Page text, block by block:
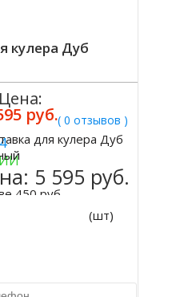
кулера Дуб
( 0 отзывов )
450 руб.
Цена:
руб.
для кулера Дуб
5 595 руб.
(шт)